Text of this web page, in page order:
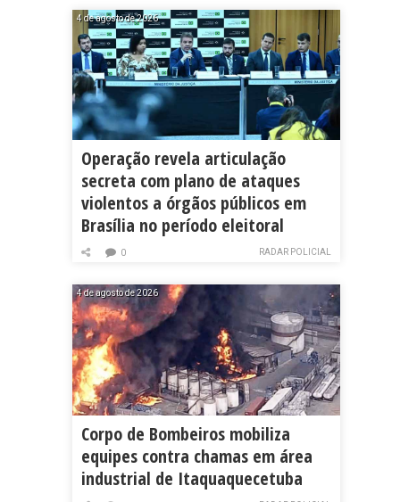
4 de agosto de 2026
Operação revela articulação
secreta com plano de ataques
violentos a órgãos públicos em
Brasília no período eleitoral
RADAR POLICIAL
0
4 de agosto de 2026
Corpo de Bombeiros mobiliza
equipes contra chamas em área
industrial de Itaquaquecetuba